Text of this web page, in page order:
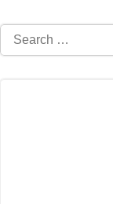
Search
for: